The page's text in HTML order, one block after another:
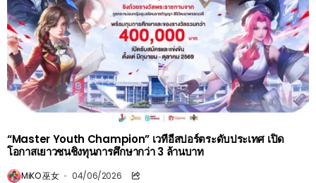
“Master Youth Champion” เวทีอีสปอร์ตระดับประเทศ เปิด
โอกาสเยาวชนชิงทุนการศึกษากว่า 3 ล้านบาท
MiKO 巫女 04/06/2026